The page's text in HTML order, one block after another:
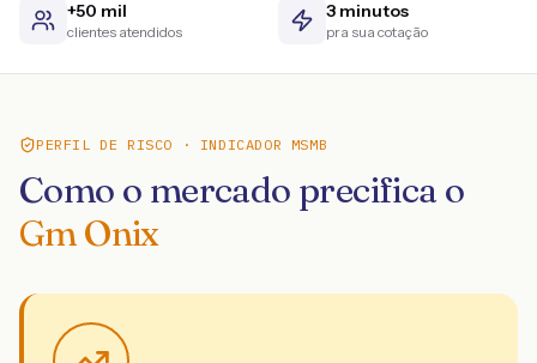
+50 mil
clientes atendidos
3 minutos
pra sua cotação
PERFIL DE RISCO · INDICADOR MSMB
Como o mercado precifica o
Gm Onix